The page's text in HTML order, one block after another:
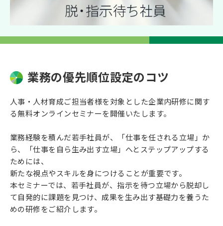
業務の優先順位設定のコツ
人事・人材育成ご担当者様を対象とした企業内研修に関す
る無料オンラインセミナーを開催いたします。
業務経験を積んだ若手社員が、「仕事を任される立場」か
ら、「仕事を自ら生み出す立場」へとステップアップする
ためには、
新たな視点やスキルを身につけることが重要です。
本セミナーでは、若手社員が、指示を待つ立場から脱却し
て自発的に課題を見つけ、成果を生み出す基礎力を養うた
めの研修をご紹介します。